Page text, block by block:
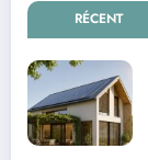
RÉCENT